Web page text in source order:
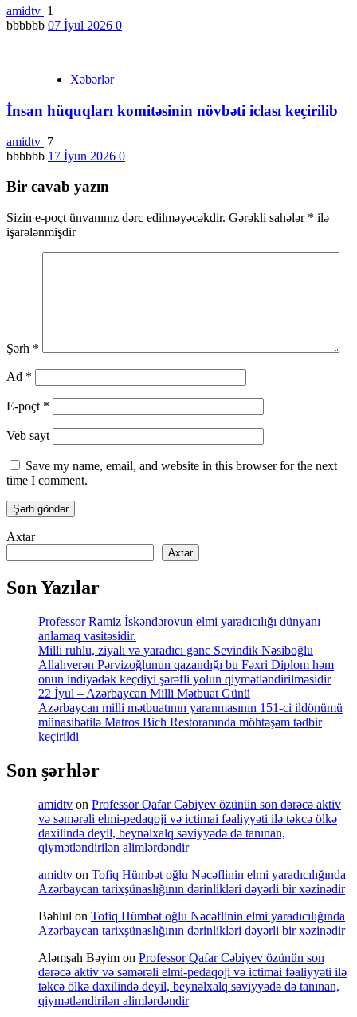
amidtv 1
bbbbbb 07 İyul 2026 0
Xəbərlər
İnsan hüquqları komitəsinin növbəti iclası keçirilib
amidtv 7
bbbbbb 17 İyun 2026 0
Bir cavab yazın
Sizin e-poçt ünvanınız dərc edilməyəcəkdir. Gərəkli sahələr * ilə
işarələnmişdir
Şərh *
Ad *
E-poçt *
Veb sayt
Save my name, email, and website in this browser for the next
time I comment.
Axtar
Axtar
Son Yazılar
Professor Ramiz İskəndərovun elmi yaradıcılığı dünyanı
anlamaq vasitəsidir.
Milli ruhlu, ziyalı və yaradıcı gənc Sevindik Nəsiboğlu
Allahverən Pərvizoğlunun qazandığı bu Fəxri Diplom həm
onun indiyədək keçdiyi şərəfli yolun qiymətləndirilməsidir
22 İyul – Azərbaycan Milli Mətbuat Günü
Azərbaycan milli mətbuatının yaranmasının 151-ci ildönümü
münasibətilə Matros Bich Restoranında möhtəşəm tədbir
keçirildi
Son şərhlər
amidtv on Professor Qafar Cəbiyev özünün son dərəcə aktiv
və səmərəli elmi-pedaqoji və ictimai fəaliyyəti ilə təkcə ölkə
daxilində deyil, beynəlxalq səviyyədə də tanınan,
qiymətləndirilən alimlərdəndir
amidtv on Tofiq Hümbət oğlu Nəcəflinin elmi yaradıcılığında
Azərbaycan tarixşünaslığının dərinlikləri dəyərli bir xəzinədir
Bəhlul on Tofiq Hümbət oğlu Nəcəflinin elmi yaradıcılığında
Azərbaycan tarixşünaslığının dərinlikləri dəyərli bir xəzinədir
Aləmşah Bəyim on Professor Qafar Cəbiyev özünün son
dərəcə aktiv və səmərəli elmi-pedaqoji və ictimai fəaliyyəti ilə
təkcə ölkə daxilində deyil, beynəlxalq səviyyədə də tanınan,
qiymətləndirilən alimlərdəndir